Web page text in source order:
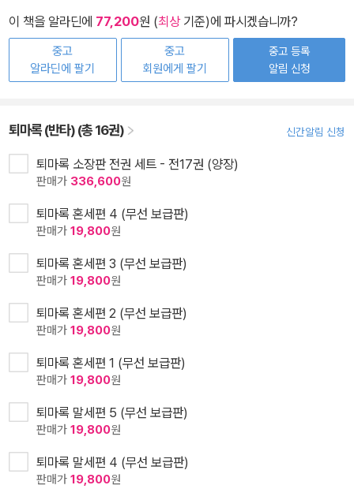
이 책을 알라딘에 77,200원 (최상기준)에 파시겠습니까?
중고
알라딘에 팔기
중고
회원에게 팔기
중고 등록
알림 신청
퇴마록 (반타) (총 16권) 신간알림 신청
퇴마록 소장판 전권 세트 - 전17권 (양장)
판매가 336,600원
퇴마록 혼세편 4 (무선 보급판)
판매가 19,800원
퇴마록 혼세편 3 (무선 보급판)
판매가 19,800원
퇴마록 혼세편 2 (무선 보급판)
판매가 19,800원
퇴마록 혼세편 1 (무선 보급판)
판매가 19,800원
퇴마록 말세편 5 (무선 보급판)
판매가 19,800원
퇴마록 말세편 4 (무선 보급판)
판매가 19,800원